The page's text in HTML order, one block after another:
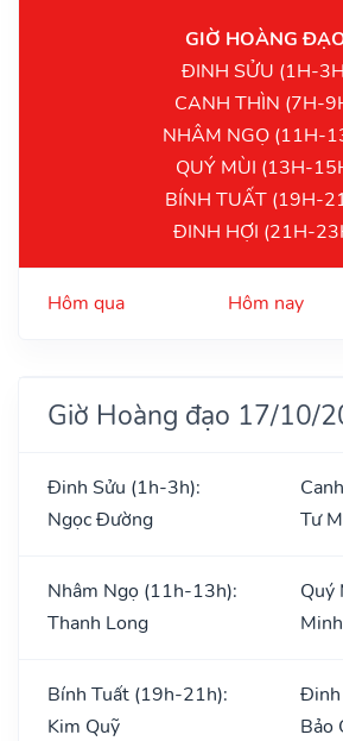
GIỜ HOÀNG
ĐINH SỬU (1H-
CANH THÌN (7H-
NHÂM NGỌ (11H-
QUÝ MÙI (13H-
BÍNH TUẤT (19H-
ĐINH HỢI (21H-
Hôm qua Hôm nay
Giờ Hoàng đạo 17/10/
Đinh Sửu (1h-3h):
Ngọc Đường
Tư
Nhâm Ngọ (11h-13h):
Thanh Long
Quý
Bính Tuất (19h-21h):
Kim Quỹ
Bảo